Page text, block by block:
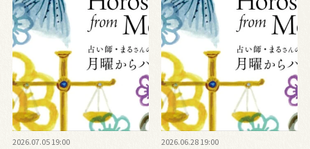
2026.07.05 19:00 2026.06.28 19:00